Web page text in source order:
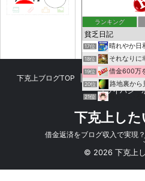
下克上ブログTOP プロフィール
プライバシー
下克上した
借金返済をブログ収入で実現
© 2026 下克上し
ランキング
ぐだぐだ
精神病の日記
16位 お金儲けし
17位 晴れやか日
18位 それなりに
19位 借金600万
20位 路地裏から
21位 暮らしいろ
23位 貯金ゼロか
24位 しがない
貧乏日記